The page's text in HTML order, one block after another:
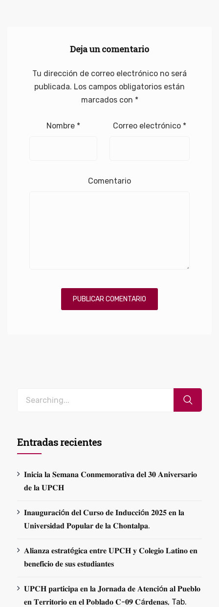
Deja un comentario
Tu dirección de correo electrónico no será
publicada. Los campos obligatorios están
marcados con *
Nombre * Correo electrónico *
Comentario
Entradas recientes
𝐈𝐧𝐢𝐜𝐢𝐚 𝐥𝐚 𝐒𝐞𝐦𝐚𝐧𝐚 𝐂𝐨𝐧𝐦𝐞𝐦𝐨𝐫𝐚𝐭𝐢𝐯𝐚 𝐝𝐞𝐥 𝟑𝟎 𝐀𝐧𝐢𝐯𝐞𝐫𝐬𝐚𝐫𝐢𝐨
𝐝𝐞 𝐥𝐚 𝐔𝐏𝐂𝐇
𝐈𝐧𝐚𝐮𝐠𝐮𝐫𝐚𝐜𝐢ó𝐧 𝐝𝐞𝐥 𝐂𝐮𝐫𝐬𝐨 𝐝𝐞 𝐈𝐧𝐝𝐮𝐜𝐜𝐢ó𝐧 𝟐𝟎𝟐𝟓 𝐞𝐧 𝐥𝐚
𝐔𝐧𝐢𝐯𝐞𝐫𝐬𝐢𝐝𝐚𝐝 𝐏𝐨𝐩𝐮𝐥𝐚𝐫 𝐝𝐞 𝐥𝐚 𝐂𝐡𝐨𝐧𝐭𝐚𝐥𝐩𝐚.
𝐀𝐥𝐢𝐚𝐧𝐳𝐚 𝐞𝐬𝐭𝐫𝐚𝐭é𝐠𝐢𝐜𝐚 𝐞𝐧𝐭𝐫𝐞 𝐔𝐏𝐂𝐇 𝐲 𝐂𝐨𝐥𝐞𝐠𝐢𝐨 𝐋𝐚𝐭𝐢𝐧𝐨 𝐞𝐧
𝐛𝐞𝐧𝐞𝐟𝐢𝐜𝐢𝐨 𝐝𝐞 𝐬𝐮𝐬 𝐞𝐬𝐭𝐮𝐝𝐢𝐚𝐧𝐭𝐞𝐬
𝐔𝐏𝐂𝐇 𝐩𝐚𝐫𝐭𝐢𝐜𝐢𝐩𝐚 𝐞𝐧 𝐥𝐚 𝐉𝐨𝐫𝐧𝐚𝐝𝐚 𝐝𝐞 𝐀𝐭𝐞𝐧𝐜𝐢ó𝐧 𝐚𝐥 𝐏𝐮𝐞𝐛𝐥𝐨
𝐞𝐧 𝐓𝐞𝐫𝐫𝐢𝐭𝐨𝐫𝐢𝐨 𝐞𝐧 𝐞𝐥 𝐏𝐨𝐛𝐥𝐚𝐝𝐨 𝐂-𝟎𝟗 𝐂á𝐫𝐝𝐞𝐧𝐚𝐬, Tab.